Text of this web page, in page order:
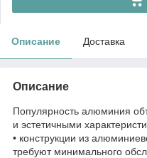
Описание Доставка
Описание
Популярность алюминия
и эстетичными
• конструкции из
требуют минимального